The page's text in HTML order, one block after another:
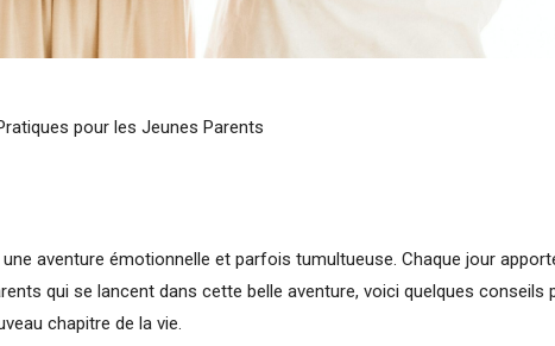
pour les Jeunes Parents
aventure émotionnelle et parfois tumultueuse. Chaque jour
qui se lancent dans cette belle aventure, voici quelques conseils
chapitre de la vie.